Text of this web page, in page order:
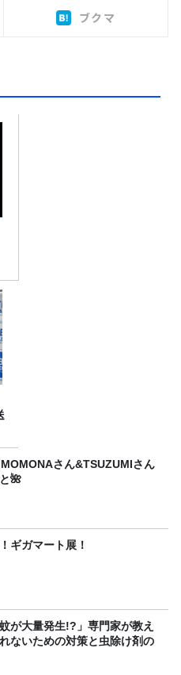
ブクマ
MOMONAさん&TSUZUMIさん
🌺
ギガマート展！
蚊が大量発生!?」専門家が教え
ないための対策と虫除け剤の